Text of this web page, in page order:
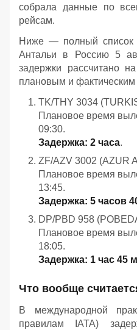
собрала данные по
рейсам.
Ниже — полный список
Антальи в Россию 5
задержки рассчитано
плановым и
TK/THY 3034
Плановое время
09:30.
Задержка: 2 часа.
ZF/AZV 3002 (AZUR
Плановое время
13:45.
Задержка: 5 часов
DP/PBD 958
Плановое время
18:05.
Задержка: 1 час 45
Что вообще
В международной
правилам IATA)